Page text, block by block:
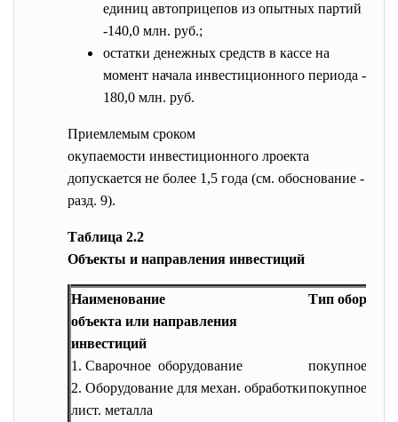
единиц автоприцепов из опытных партий
-140,0 млн. руб.;
остатки денежных средств в кассе на
момент начала инвестиционного периода -
180,0 млн. руб.
Приемлемым сроком
окупаемости инвестиционного лроекта
допускается не более 1,5 года (см. обоснование -
разд. 9).
Таблица 2.2
Объекты и направления инвестиций
Наименование
объекта или направления
инвестиций
Тип
1. Сварочное оборудование
покупное
2. Оборудование для механ. обработки
лист. металла
покупное